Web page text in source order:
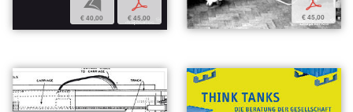
b
€ 40,00
p
€ 45,00
p
€ 45,00